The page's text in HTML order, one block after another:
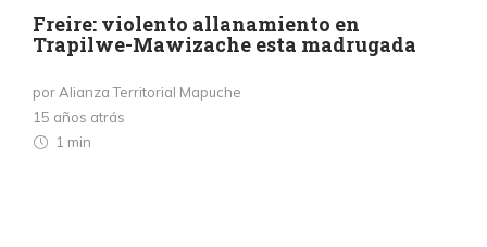
Freire: violento allanamiento en
Trapilwe-Mawizache esta madrugada
por Alianza Territorial Mapuche
15 años atrás
1 min